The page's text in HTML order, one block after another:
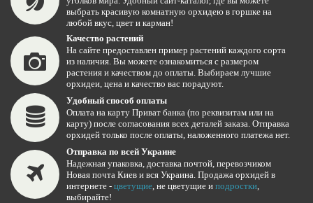
выбрать красивую комнатную орхидею в горшке на
любой вкус, цвет и карман!
Качество растений
На сайте предоставлен пример растений каждого сорта
из наличия. Вы можете ознакомиться с размером
растения и качеством до оплаты. Выбираем лучшие
орхидеи, цена и качество вас порадуют.
Удобный способ оплаты
Оплата на карту Приват банка (по реквизитам или на
карту) после согласования всех деталей заказа. Отправка
орхидей только после оплаты, наложенного платежа нет.
Отправка по всей Украине
Надежная упаковка, доставка почтой, перевозчиком
Новая почта Киев и вся Украина. Продажа орхидей в
интернете - цветущие, не цветущие и подростки,
выбирайте!